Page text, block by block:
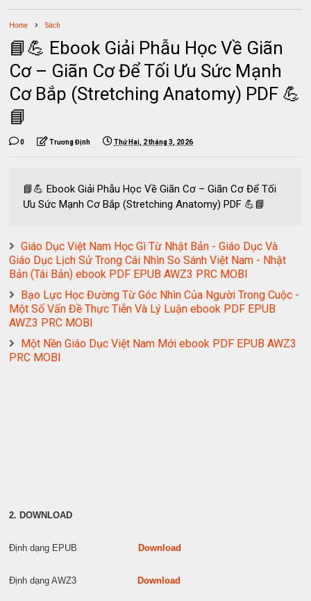
Home Sách
📘💪 Ebook Giải Phẫu Học Về Giãn
Cơ – Giãn Cơ Để Tối Ưu Sức Mạnh
Cơ Bắp (Stretching Anatomy) PDF 💪
📘
0 Trương Định Thứ Hai, 2 tháng 3, 2026
📘💪 Ebook Giải Phẫu Học Về Giãn Cơ – Giãn Cơ Để Tối
Ưu Sức Mạnh Cơ Bắp (Stretching Anatomy) PDF 💪📘
Giáo Dục Việt Nam Học Gì Từ Nhật Bản - Giáo Dục Và
Giáo Dục Lịch Sử Trong Cái Nhìn So Sánh Việt Nam - Nhật
Bản (Tái Bản) ebook PDF EPUB AWZ3 PRC MOBI
Bạo Lực Học Đường Từ Góc Nhìn Của Người Trong Cuộc -
Một Số Vấn Đề Thực Tiễn Và Lý Luận ebook PDF EPUB
AWZ3 PRC MOBI
Một Nền Giáo Dục Việt Nam Mới ebook PDF EPUB AWZ3
PRC MOBI
2. DOWNLOAD
Định dạng EPUBDownload
Định dạng AWZ3Download